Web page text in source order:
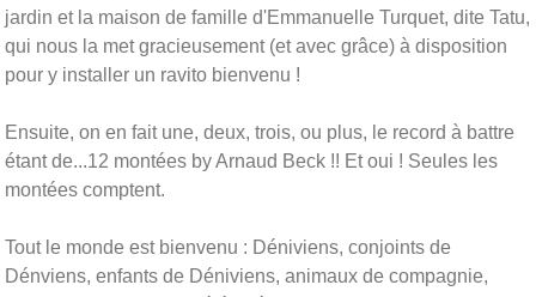
jardin et la maison de famille d'Emmanuelle Turquet, dite Tatu,
qui nous la met gracieusement (et avec grâce) à disposition
pour y installer un ravito bienvenu !
Ensuite, on en fait une, deux, trois, ou plus, le record à battre
étant de...12 montées by Arnaud Beck !! Et oui ! Seules les
montées comptent.
Tout le monde est bienvenu : Déniviens, conjoints de
Dénviens, enfants de Déniviens, animaux de compagnie,